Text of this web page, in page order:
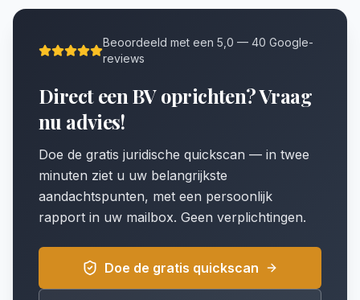
Beoordeeld met een 5,0 — 40 Google-
reviews
Direct een BV oprichten? Vraag
nu advies!
Doe de gratis juridische quickscan — in twee
minuten ziet u uw belangrijkste
aandachtspunten, met een persoonlijk
rapport in uw mailbox. Geen verplichtingen.
Doe de gratis quickscan